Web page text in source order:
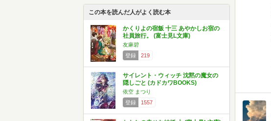
この本を読んだ人がよく読む本
かくりよの宿飯 十三 あやかしお宿の
社員旅行。 (富士見L文庫)
友麻碧
登録
219
サイレント・ウィッチ 沈黙の魔女の
隠しごと (カドカワBOOKS)
依空 まつり
登録
1557